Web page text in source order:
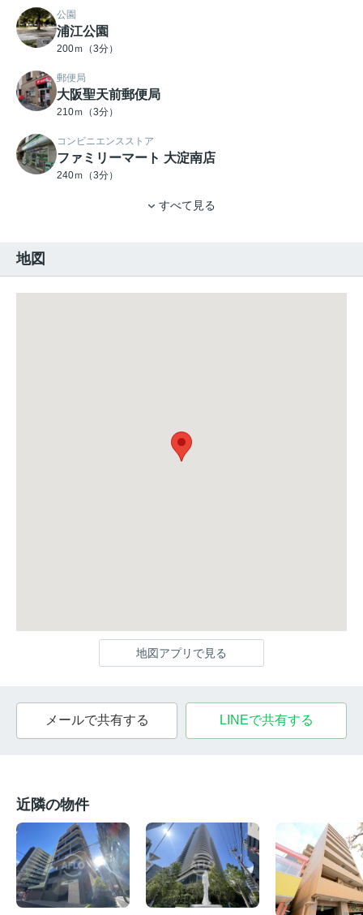
公園
浦江公園
200ｍ（3分）
郵便局
大阪聖天前郵便局
210ｍ（3分）
コンビニエンスストア
ファミリーマート 大淀南店
240ｍ（3分）
すべて見る
地図
地図アプリで見る
メールで共有する LINEで共有する
近隣の物件